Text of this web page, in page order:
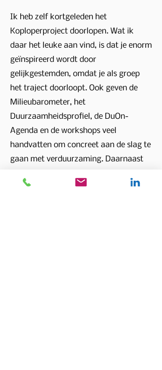
Ik heb zelf kortgeleden het
Koploperproject doorlopen. Wat ik
daar het leuke aan vind, is dat je enorm
geïnspireerd wordt door
gelijkgestemden, omdat je als groep
het traject doorloopt. Ook geven de
Milieubarometer, het
Duurzaamheidsprofiel, de DuOn-
Agenda en de workshops veel
handvatten om concreet aan de slag te
gaan met verduurzaming. Daarnaast
Koplopers blijven omdat het in hun